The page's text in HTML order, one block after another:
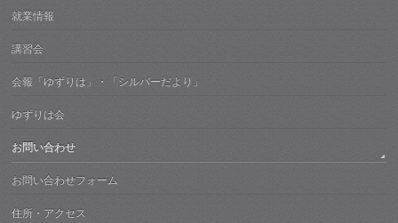
就業情報
講習会
会報「ゆずりは」・「シルバーだより」
ゆずりは会
お問い合わせ
お問い合わせフォーム
住所・アクセス